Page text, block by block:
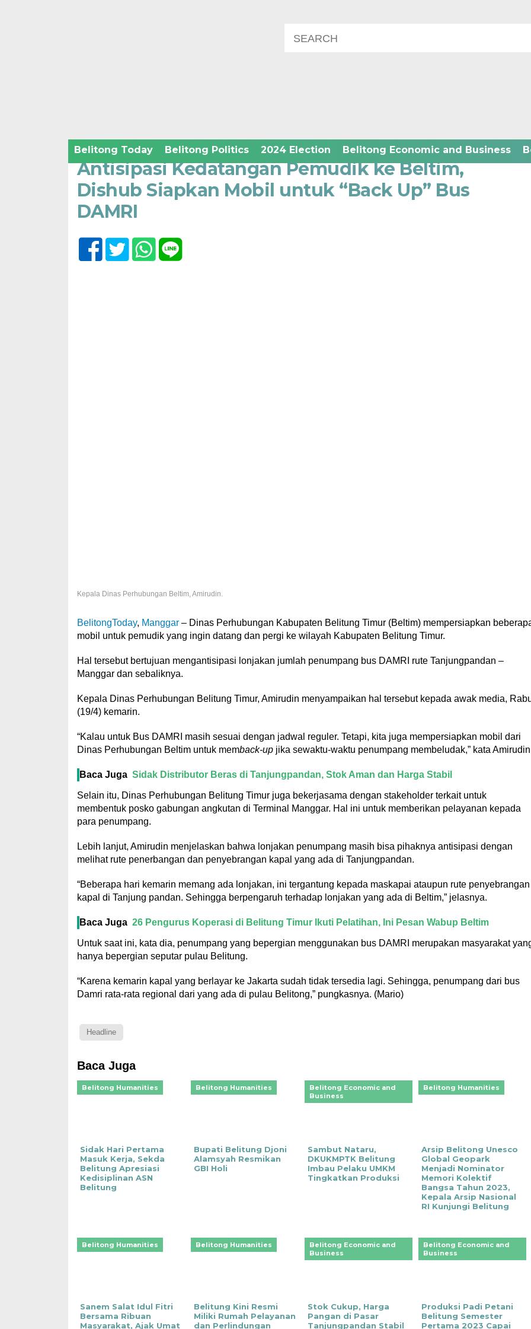
Belitong Today Belitong Politics 2024 Election Belitong Economic and Business
Kamis, 20 April 2023 - 21:40 WIB
Antisipasi Kedatangan Pemudik ke Beltim,
Dishub Siapkan Mobil untuk “Back Up” Bus
DAMRI
Kepala Dinas Perhubungan Beltim, Amirudin.
BelitongToday, Manggar– Dinas Perhubungan Kabupaten Belitung Timur (Beltim) mempersiapkan
mobil untuk pemudik yang ingin datang dan pergi ke wilayah Kabupaten Belitung Timur.
Hal tersebut bertujuan mengantisipasi lonjakan jumlah penumpang bus DAMRI rute Tanjungpandan –
Manggar dan sebaliknya.
Kepala Dinas Perhubungan Belitung Timur, Amirudin menyampaikan hal tersebut kepada awak media,
(19/4) kemarin.
“Kalau untuk Bus DAMRI masih sesuai dengan jadwal reguler. Tetapi, kita juga mempersiapkan mobil dari
Dinas Perhubungan Beltim untuk memback-upjika sewaktu-waktu penumpang membeludak,” kata
Baca Juga ‎Sidak Distributor Beras di Tanjungpandan, Stok Aman dan Harga Stabil
Selain itu, Dinas Perhubungan Belitung Timur juga bekerjasama dengan stakeholder terkait untuk
membentuk posko gabungan angkutan di Terminal Manggar. Hal ini untuk memberikan pelayanan kepada
para penumpang.
Lebih lanjut, Amirudin menjelaskan bahwa lonjakan penumpang masih bisa pihaknya antisipasi dengan
melihat rute penerbangan dan penyebrangan kapal yang ada di Tanjungpandan.
“Beberapa hari kemarin memang ada lonjakan, ini tergantung kepada maskapai ataupun rute penyebrangan
kapal di Tanjung pandan. Sehingga berpengaruh terhadap lonjakan yang ada di Beltim,” jelasnya.
Baca Juga 26 Pengurus Koperasi di Belitung Timur Ikuti Pelatihan, Ini Pesan Wabup Beltim
Untuk saat ini, kata dia, penumpang yang bepergian menggunakan bus DAMRI merupakan masyarakat
hanya bepergian seputar pulau Belitung.
“Karena kemarin kapal yang berlayar ke Jakarta sudah tidak tersedia lagi. Sehingga, penumpang dari bus
Damri rata-rata regional dari yang ada di pulau Belitong,” pungkasnya. (Mario)
Headline
Baca Juga
Belitong Humanities
Sidak Hari Pertama
Masuk Kerja, Sekda
Belitung Apresiasi
Kedisiplinan ASN
Belitung
Belitong Humanities
Bupati Belitung Djoni
Alamsyah Resmikan
GBI Holi
Belitong Economic and
Business
Sambut Nataru,
DKUKMPTK Belitung
Imbau Pelaku UMKM
Tingkatkan Produksi
Belitong Humanities
Arsip Belitong Unesco
Global Geopark
Menjadi Nominator
Memori Kolektif
Bangsa Tahun 2023,
Kepala Arsip Nasional
RI Kunjungi Belitung
Belitong Humanities
Sanem Salat Idul Fitri
Bersama Ribuan
Masyarakat, Ajak Umat
Belitong Humanities
Belitung Kini Resmi
Miliki Rumah Pelayanan
dan Perlindungan
Belitong Economic and
Business
‎Stok Cukup, Harga
Pangan di Pasar
Tanjungpandan Stabil
Belitong Economic and
Business
Produksi Padi Petani
Belitung Semester
Pertama 2023 Capai